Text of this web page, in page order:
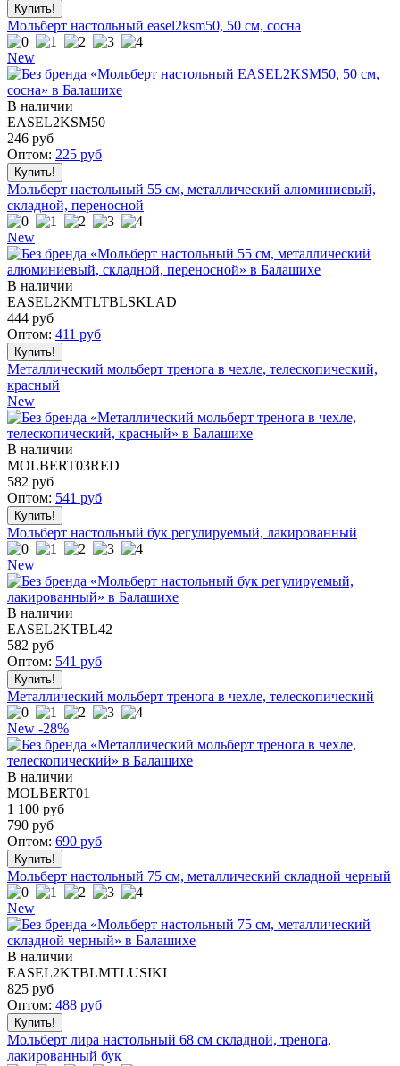
Мольберт настольный easel2ksm50, 50 см, сосна
New
В наличии
EASEL2KSM50
246 руб
Оптом: 225 руб
Мольберт настольный 55 см, металлический алюминиевый,
складной, переносной
New
В наличии
EASEL2KMTLTBLSKLAD
444 руб
Оптом: 411 руб
Металлический мольберт тренога в чехле, телескопический,
красный
New
В наличии
MOLBERT03RED
582 руб
Оптом: 541 руб
Мольберт настольный бук регулируемый, лакированный
New
В наличии
EASEL2KTBL42
582 руб
Оптом: 541 руб
Металлический мольберт тренога в чехле, телескопический
New -28%
В наличии
MOLBERT01
1 100 руб
790 руб
Оптом: 690 руб
Мольберт настольный 75 см, металлический складной черный
New
В наличии
EASEL2KTBLMTLUSIKI
825 руб
Оптом: 488 руб
Мольберт лира настольный 68 см складной, тренога,
лакированный бук